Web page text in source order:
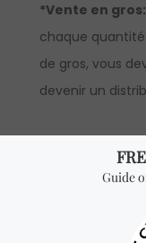
*Vente en gros:
chaque quantité
de gros, vous
devenir un
Vous
un